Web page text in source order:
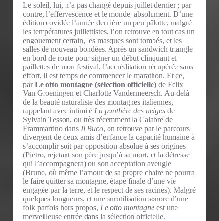
Le soleil, lui, n’a pas changé depuis juillet dernier ; par
contre, l’effervescence et le monde, absolument. D’une
édition covidée l’année dernière un peu pâlotte, malgré
les températures juillettistes, l’on retrouve en tout cas un
engouement certain, les masques sont tombés, et les
salles de nouveau bondées. Après un sandwich triangle
en bord de route pour signer un début clinquant et
paillettes de mon festival, l’accréditation récupérée sans
effort, il est temps de commencer le marathon. Et ce,
parLe otto montagne (sélection officielle)de Felix
Van Groeningen et Charlotte Vandermeersch. Au-delà
de la beauté naturaliste des montagnes italiennes,
rappelant avec intimité La panthère des neigesde
Sylvain Tesson, ou très récemment la Calabre de
Frammartino dans Il Buco, on retrouve par le parcours
divergent de deux amis d’enfance la capacité humaine à
s’accomplir soit par opposition absolue à ses origines
(Pietro, rejetant son père jusqu’à sa mort, et la détresse
qui l’accompagnera) ou son acceptation aveugle
(Bruno, où même l’amour de sa propre chaire ne pourra
le faire quitter sa montagne, étape finale d’une vie
engagée par la terre, et le respect de ses racines). Malgré
quelques longueurs, et une surutilisation sonore d’une
folk parfois hors propos, Le otto montagneest une
merveilleuse entrée dans la sélection officielle.